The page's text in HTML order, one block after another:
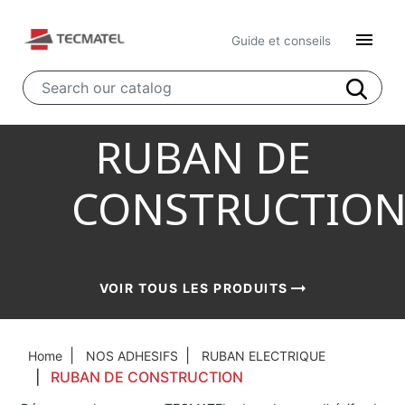
Guide et conseils 
RUBAN DE
VOIR TOUS LES PRODUITS arrow_right_alt
VOIR TOUS LES PRODUITS arrow_right_alt
VOIR TOUS LES PRODUITS arrow_right_alt
Home NOS ADHESIFS RUBAN ELECTRIQUE
RUBAN DE CONSTRUCTION